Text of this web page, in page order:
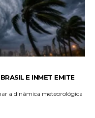
E INMET EMITE
a dinâmica meteorológica